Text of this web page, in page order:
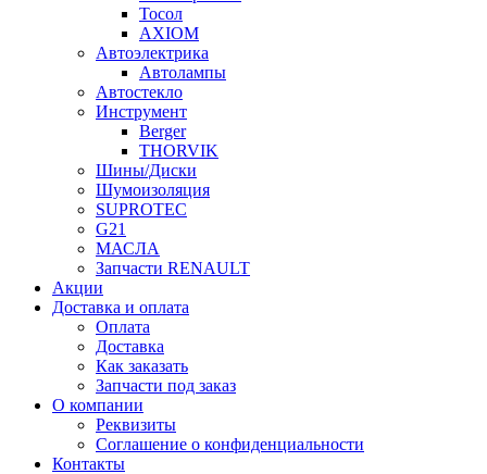
Тосол
AXIOM
Автоэлектрика
Автолампы
Автостекло
Инструмент
Berger
THORVIK
Шины/Диски
Шумоизоляция
SUPROTEC
G21
МАСЛА
Запчасти RENAULT
Акции
Доставка и оплата
Оплата
Доставка
Как заказать
Запчасти под заказ
О компании
Реквизиты
Соглашение о конфиденциальности
Контакты